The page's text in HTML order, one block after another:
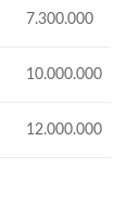
7.300.000
10.000.000
12.000.000